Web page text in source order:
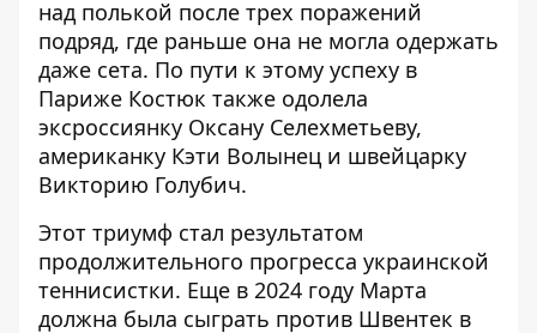
над полькой после трех поражений
подряд, где раньше она не могла одержать
даже сета. По пути к этому успеху в
Париже Костюк также одолела
эксроссиянку Оксану Селехметьеву,
американку Кэти Волынец и швейцарку
Викторию Голубич.
Этот триумф стал результатом
продолжительного прогресса украинской
теннисистки. Еще в 2024 году Марта
должна была сыграть против Швентек в